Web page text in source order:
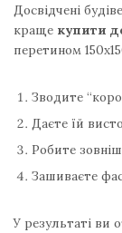
Досвідчені
краще купити
перетином
Зводите
Даєте їй
Робите
Зашиваєте
У результаті ви